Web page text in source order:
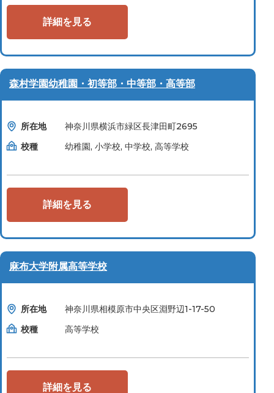
詳細を見る
森村学園幼稚園・初等部・中等部・高等部
所在地
神奈川県横浜市緑区長津田町2695
校種
幼稚園, 小学校, 中学校, 高等学校
詳細を見る
麻布大学附属高等学校
所在地
神奈川県相模原市中央区淵野辺1-17-50
校種
高等学校
詳細を見る